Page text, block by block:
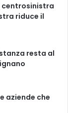
centrosinistra
riduce il
resta al
le aziende che